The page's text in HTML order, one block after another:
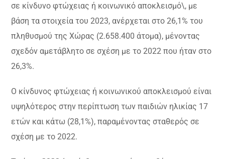
σε κίνδυνο φτώχειας ή κοινωνικό αποκλεισμό\, με
βάση τα στοιχεία του 2023, ανέρχεται στο 26,1% του
πληθυσμού της Χώρας (2.658.400 άτομα), μένοντας
σχεδόν αμετάβλητο σε σχέση με το 2022 που ήταν στο
26,3%.
Ο κίνδυνος φτώχειας ή κοινωνικού αποκλεισμού είναι
υψηλότερος στην περίπτωση των παιδιών ηλικίας 17
ετών και κάτω (28,1%), παραμένοντας σταθερός σε
σχέση με το 2022.